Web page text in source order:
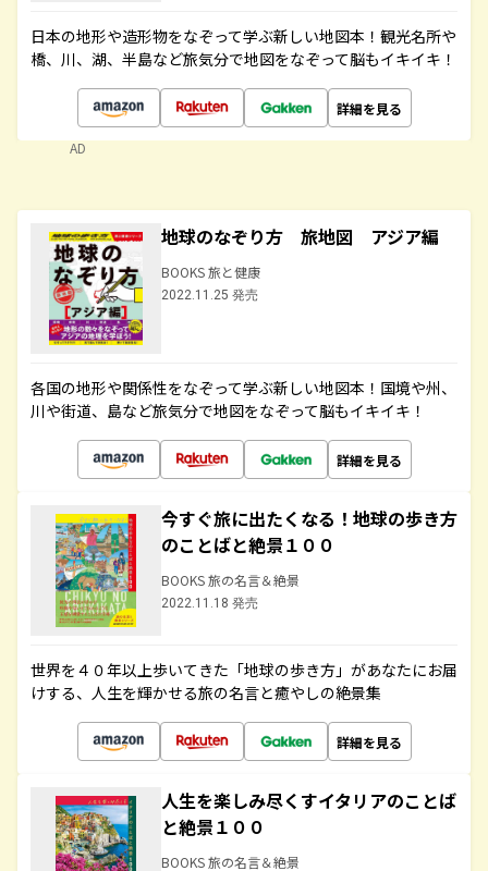
日本の地形や造形物をなぞって学ぶ新しい地図本！観光名所や
橋、川、湖、半島など旅気分で地図をなぞって脳もイキイキ！
詳細を見る
AD
地球のなぞり方 旅地図 アジア編
BOOKS 旅と健康
2022.11.25 発売
各国の地形や関係性をなぞって学ぶ新しい地図本！国境や州、
川や街道、島など旅気分で地図をなぞって脳もイキイキ！
詳細を見る
今すぐ旅に出たくなる！地球の歩き方
のことばと絶景１００
BOOKS 旅の名言＆絶景
2022.11.18 発売
世界を４０年以上歩いてきた「地球の歩き方」があなたにお届
けする、人生を輝かせる旅の名言と癒やしの絶景集
詳細を見る
人生を楽しみ尽くすイタリアのことば
と絶景１００
BOOKS 旅の名言＆絶景